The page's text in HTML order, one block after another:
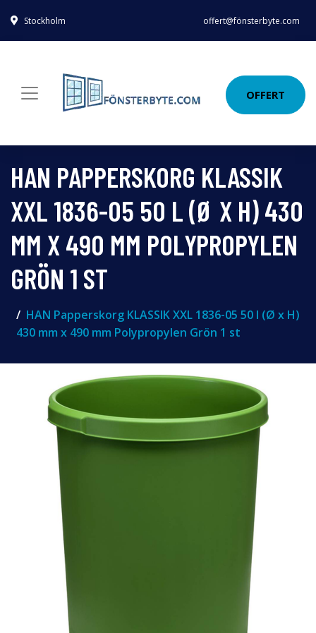
Stockholm offert@fönsterbyte.com
OFFERT
HAN PAPPERSKORG KLASSIK
XXL 1836-05 50 L (Ø X H) 430
MM X 490 MM POLYPROPYLEN
GRÖN 1 ST
HAN Papperskorg KLASSIK XXL 1836-05 50 l (Ø x H)
430 mm x 490 mm Polypropylen Grön 1 st